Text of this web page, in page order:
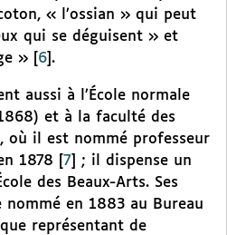
« l’ossian » qui peut
qui se déguisent » et
»
6 .
aussi à l’École normale
et à la faculté des
où il est nommé professeur
1878
7
; il dispense un
des Beaux-Arts. Ses
en 1883 au Bureau
représentant de